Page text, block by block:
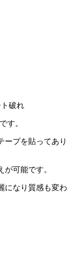
す。
ープを貼ってあり
可能です。
になり質感も変わ